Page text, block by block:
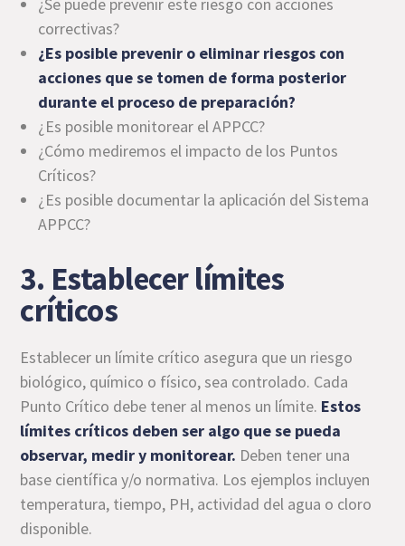
correctivas?
¿Es posible prevenir o eliminar riesgos con
acciones que se tomen de forma posterior
durante el proceso de preparación?
¿Es posible monitorear el APPCC?
¿Cómo mediremos el impacto de los Puntos
Críticos?
¿Es posible documentar la aplicación del Sistema
APPCC?
3. Establecer límites
críticos
Establecer un límite crítico asegura que un riesgo
biológico, químico o físico, sea controlado. Cada
Punto Crítico debe tener al menos un límite. Estos
límites críticos deben ser algo que se pueda
observar, medir y monitorear. Deben tener una
base científica y/o normativa. Los ejemplos incluyen
temperatura, tiempo, PH, actividad del agua o cloro
disponible.